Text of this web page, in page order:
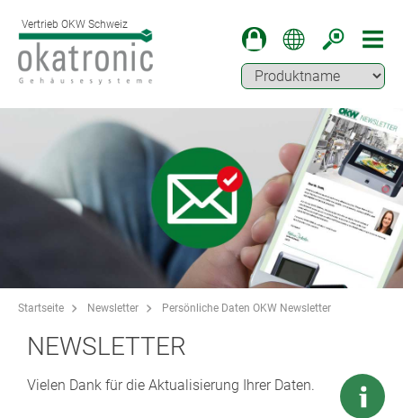
Vertrieb OKW Schweiz
Startseite Newsletter Persönliche Daten OKW Newsletter
NEWSLETTER
Vielen Dank für die Aktualisierung Ihrer Daten.